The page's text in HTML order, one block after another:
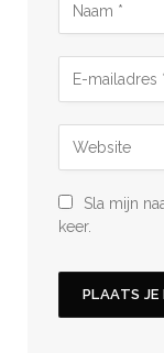
Sla mijn
keer.